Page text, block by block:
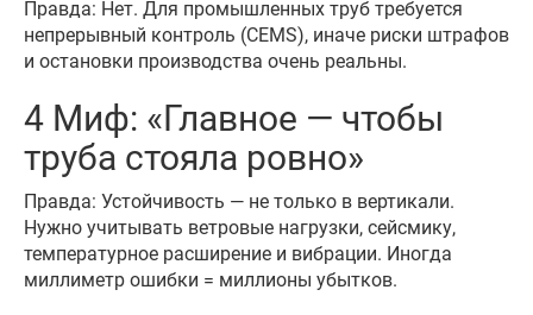
Правда: Нет. Для промышленных труб требуется
непрерывный контроль (CEMS), иначе риски штрафов
и остановки производства очень реальны.
4 Миф: «Главное — чтобы
труба стояла ровно»
Правда: Устойчивость — не только в вертикали.
Нужно учитывать ветровые нагрузки, сейсмику,
температурное расширение и вибрации. Иногда
миллиметр ошибки = миллионы убытков.